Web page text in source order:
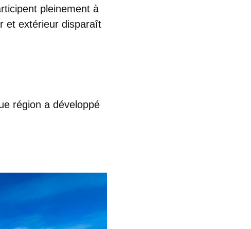
pleinement à
et extérieur disparaît
région a développé